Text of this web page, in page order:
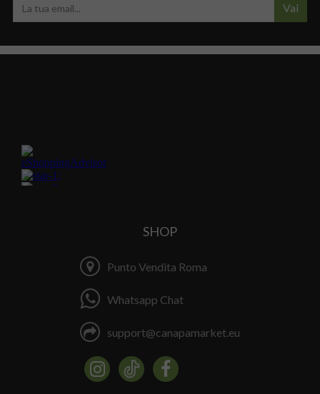
Vai
SHOP
Punto Vendita Roma
Whatsapp Chat
support@canapamarket.eu